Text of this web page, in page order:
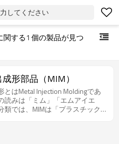
してください
関する1 個の製品が見つ
形部品（MIM）
とはMetal Injection Moldingであ
読みは「ミム」「エムアイエ
類では、MIMは「プラスチック